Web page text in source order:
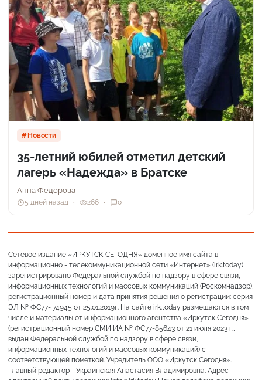
Новости
35-летний юбилей отметил детский
лагерь «Надежда» в Братске
Анна Федорова
5 дней назад 266 0
Сетевое издание «ИРКУТСК СЕГОДНЯ» доменное имя сайта в
информационно - телекоммуникационной сети «Интернет» (irk.today),
зарегистрировано Федеральной службой по надзору в сфере связи,
информационных технологий и массовых коммуникаций (Роскомнадзор),
регистрационный номер и дата принятия решения о регистрации: серия
ЭЛ № ФС77- 74945 от 25.01.2019г. На сайте irk.today размещаются в том
числе и материалы от информационного агентства «Иркутск Сегодня»
(регистрационный номер СМИ ИА № ФС77-85643 от 21 июля 2023 г.,
выдан Федеральной службой по надзору в сфере связи,
информационных технологий и массовых коммуникаций) с
соответствующей пометкой. Учредитель ООО «Иркутск Сегодня».
Главный редактор - Украинская Анастасия Владимировна. Адрес